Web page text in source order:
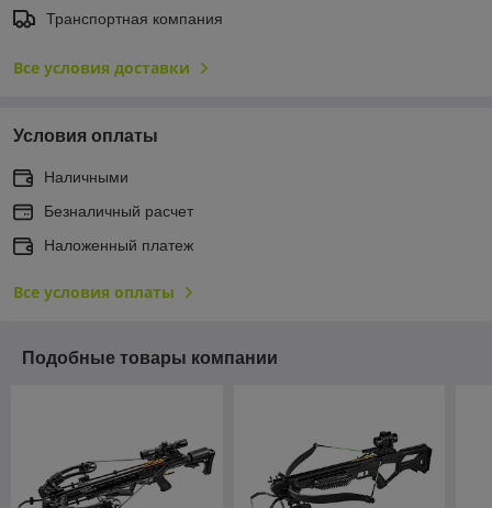
Транспортная компания
Все условия доставки
Условия оплаты
Наличными
Безналичный расчет
Наложенный платеж
Все условия оплаты
Подобные товары компании